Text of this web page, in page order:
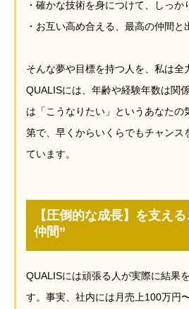
・確かな技術を身につけて、しっ
・お互い高め合える、最高の仲間と
そんな夢や目標を持つ人を、私は全
QUALISには、年齢や経験年数は関
は「こうなりたい」というあなたの
第で、早くからいくらでもチャンス
ています。
【圧倒的な成長】を支え
仲間”
QUALISには頑張る人が実際に結果
す。事実、社内には月売上100万円